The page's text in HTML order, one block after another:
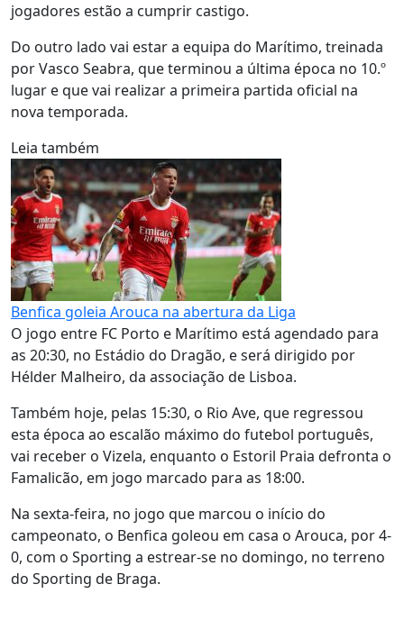
jogadores estão a cumprir castigo.
Do outro lado vai estar a equipa do Marítimo, treinada
por Vasco Seabra, que terminou a última época no 10.º
lugar e que vai realizar a primeira partida oficial na
nova temporada.
Leia também
Benfica goleia Arouca na abertura da Liga
O jogo entre FC Porto e Marítimo está agendado para
as 20:30, no Estádio do Dragão, e será dirigido por
Hélder Malheiro, da associação de Lisboa.
Também hoje, pelas 15:30, o Rio Ave, que regressou
esta época ao escalão máximo do futebol português,
vai receber o Vizela, enquanto o Estoril Praia defronta o
Famalicão, em jogo marcado para as 18:00.
Na sexta-feira, no jogo que marcou o início do
campeonato, o Benfica goleou em casa o Arouca, por 4-
0, com o Sporting a estrear-se no domingo, no terreno
do Sporting de Braga.